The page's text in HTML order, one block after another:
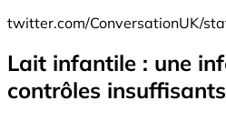
twitter.com/ConversationUK/
Lait infantile : une
contrôles insuffisants